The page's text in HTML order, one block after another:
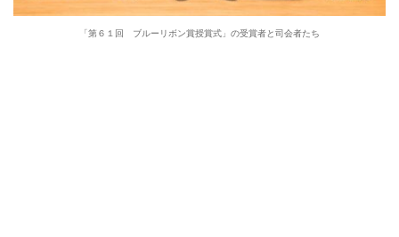
「第６１回 ブルーリボン賞授賞式」の受賞者と司会者たち